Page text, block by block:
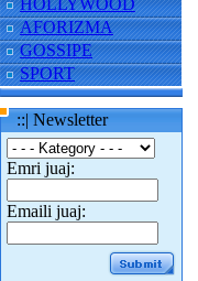
HOLLYWOOD
AFORIZMA
GOSSIPE
SPORT
::| Newsletter
Emri juaj:
Emaili juaj: